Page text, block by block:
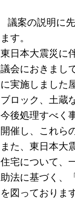
議案の説明に
ます。
東日本大震災に
議会におきまし
に実施しました
ブロック、土蔵
今後処理すべく
開催し、これら
また、東日本大
住宅について、
助法に基づく、
を図っております